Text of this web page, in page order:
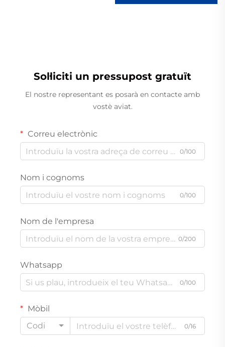
Sol·liciti un pressupost gratuït
El nostre representant es posarà en contacte amb
vostè aviat.
Correu electrònic
0/100
Nom i cognoms
0/100
Nom de l'empresa
0/200
Whatsapp
0/100
Mòbil
Codi
0/16